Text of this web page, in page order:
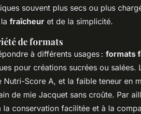
souvent plus secs ou plus
fraîcheur et de la simplicité.
de formats
à différents usages : formats
pour créations sucrées ou salées.
Score A, et la faible teneur en
de mie Jacquet sans croûte. Par
conservation facilitée et à la